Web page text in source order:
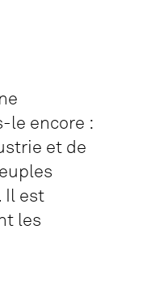
le encore :
et de
Il est
les